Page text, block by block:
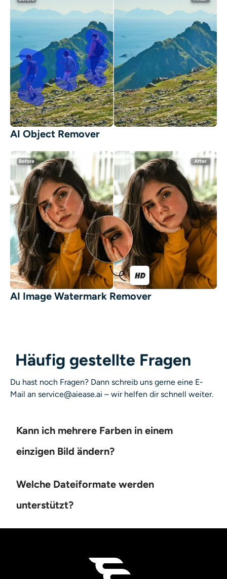
AI Object Remover
AI Image Watermark Remover
Häufig gestellte Fragen
Du hast noch Fragen? Dann schreib uns gerne eine E-
Mail an service@aiease.ai – wir helfen dir schnell weiter.
Kann ich mehrere Farben in einem
einzigen Bild ändern?
Welche Dateiformate werden
unterstützt?